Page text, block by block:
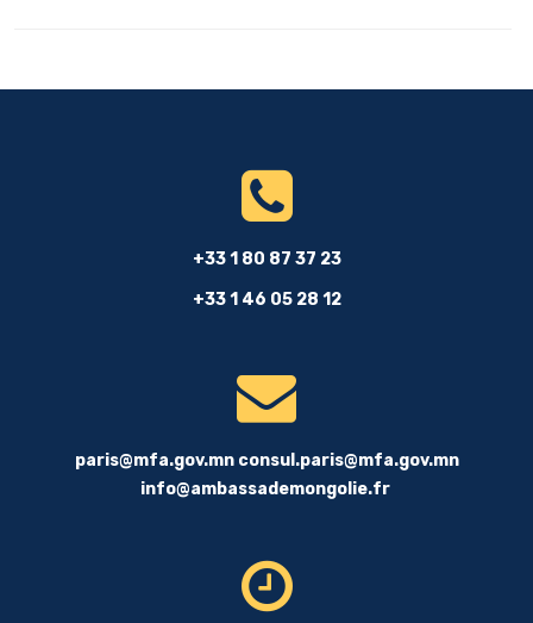
+33 1 80 87 37 23
+33 1 46 05 28 12
paris@mfa.gov.mn consul.paris@mfa.gov.mn
info@ambassademongolie.fr